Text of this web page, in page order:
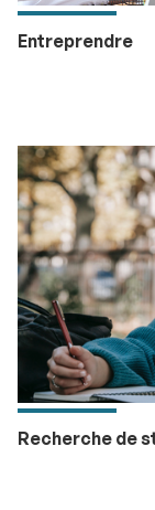
Entreprendre
Recherche de